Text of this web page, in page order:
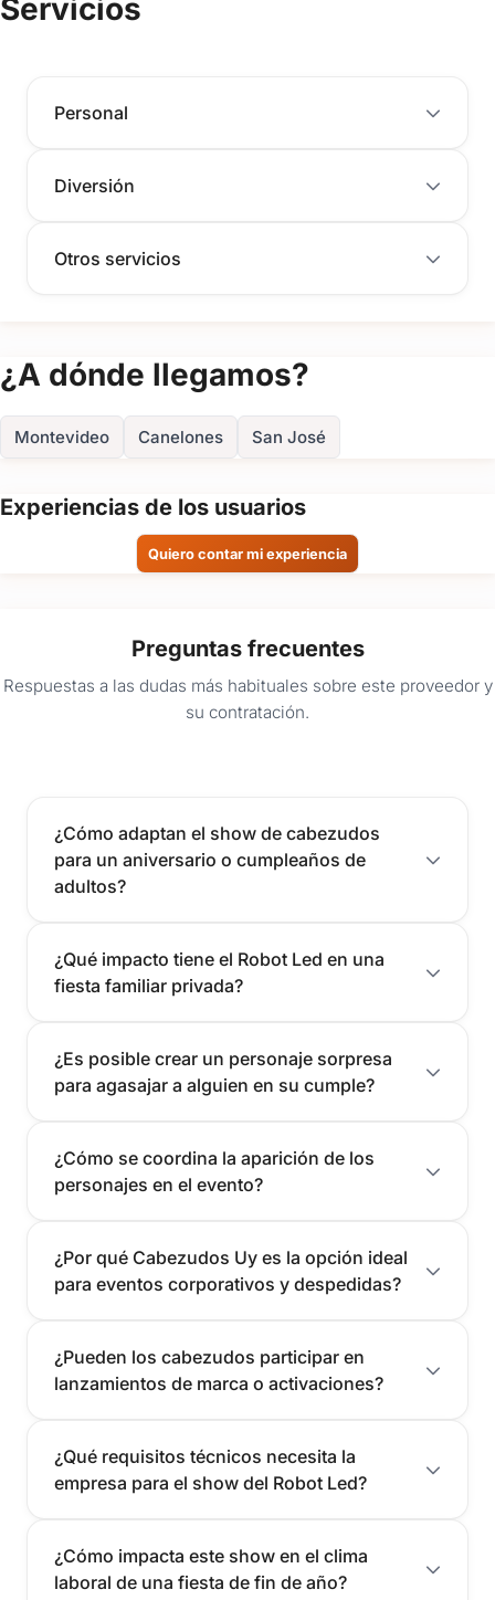
Servicios
Personal
Diversión
Otros servicios
¿A dónde llegamos?
Montevideo Canelones San José
Experiencias de los usuarios
Quiero contar mi experiencia
Preguntas frecuentes
Respuestas a las dudas más habituales sobre este proveedor y
su contratación.
¿Cómo adaptan el show de cabezudos
para un aniversario o cumpleaños de
adultos?
¿Qué impacto tiene el Robot Led en una
fiesta familiar privada?
¿Es posible crear un personaje sorpresa
para agasajar a alguien en su cumple?
¿Cómo se coordina la aparición de los
personajes en el evento?
¿Por qué Cabezudos Uy es la opción ideal
para eventos corporativos y despedidas?
¿Pueden los cabezudos participar en
lanzamientos de marca o activaciones?
¿Qué requisitos técnicos necesita la
empresa para el show del Robot Led?
¿Cómo impacta este show en el clima
laboral de una fiesta de fin de año?